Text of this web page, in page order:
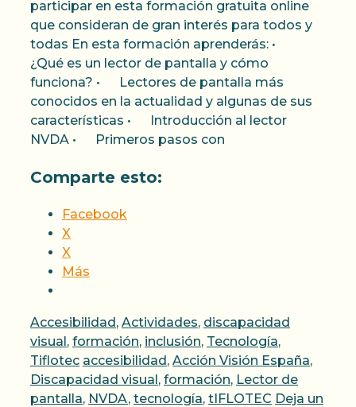
participar en esta formación gratuita online
que consideran de gran interés para todos y
todas En esta formación aprenderás: •
¿Qué es un lector de pantalla y cómo
funciona? • Lectores de pantalla más
conocidos en la actualidad y algunas de sus
características • Introducción al lector
NVDA • Primeros pasos con
Comparte esto:
Facebook
X
X
Más
Categorías
Accesibilidad, Actividades, discapacidad
visual, formación, inclusión, Tecnología,
Tiflotec Etiquetas
accesibilidad, Acción Visión España,
Discapacidad visual, formación, Lector de
pantalla, NVDA, tecnología, tIFLOTEC Deja un